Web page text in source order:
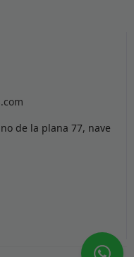
de la plana 77, nave